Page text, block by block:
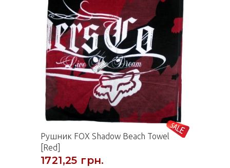
Рушник FOX Shadow Beach Towel
[Red]
1721,25 грн.